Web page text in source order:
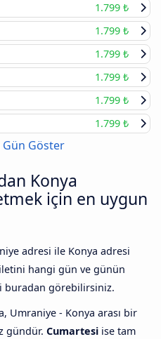
1.799 ₺
1.799 ₺
1.799 ₺
1.799 ₺
1.799 ₺
1.799 ₺
Gün Göster
Konya
için en uygun
adresi ile Konya adresi
hangi gün ve günün
buradan görebilirsiniz.
Umraniye - Konya arası bir
gündür. Cumartesi ise tam